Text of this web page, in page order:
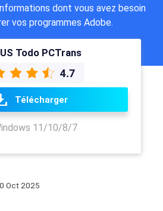
dont vous avez besoin
vos programmes Adobe.
Todo PCTrans
Télécharger
11/10/8/7
Oct 2025